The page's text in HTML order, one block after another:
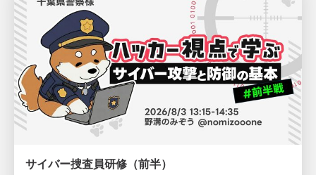
サイバー捜査員研修（前半）